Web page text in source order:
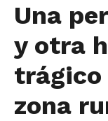
Una
y otra
trágico
zona